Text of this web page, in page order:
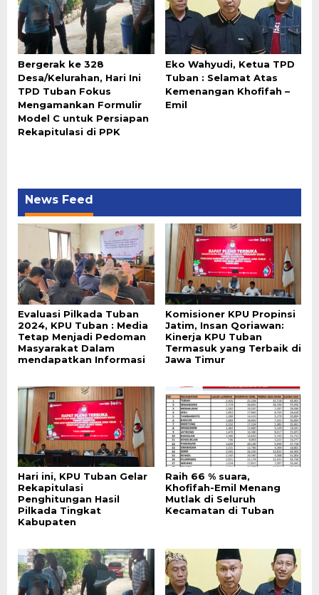
Bergerak ke 328
Desa/Kelurahan, Hari Ini
TPD Tuban Fokus
Mengamankan Formulir
Model C untuk Persiapan
Rekapitulasi di PPK
Eko Wahyudi, Ketua TPD
Tuban : Selamat Atas
Kemenangan Khofifah –
Emil
News Feed
Evaluasi Pilkada Tuban
2024, KPU Tuban : Media
Tetap Menjadi Pedoman
Masyarakat Dalam
mendapatkan Informasi
Komisioner KPU Propinsi
Jatim, Insan Qoriawan:
Kinerja KPU Tuban
Termasuk yang Terbaik di
Jawa Timur
Hari ini, KPU Tuban Gelar
Rekapitulasi
Penghitungan Hasil
Pilkada Tingkat
Kabupaten
Raih 66 % suara,
Khofifah-Emil Menang
Mutlak di Seluruh
Kecamatan di Tuban